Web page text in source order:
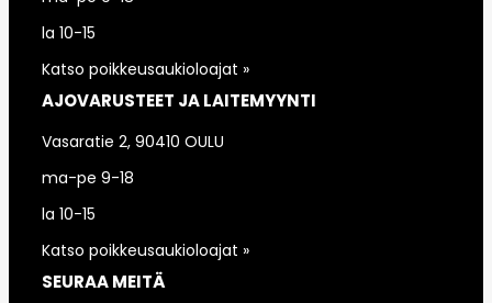
la 10-15
Katso poikkeusaukioloajat »
AJOVARUSTEET JA LAITEMYYNTI
Vasaratie 2, 90410 OULU
ma-pe 9-18
la 10-15
Katso poikkeusaukioloajat »
SEURAA MEITÄ